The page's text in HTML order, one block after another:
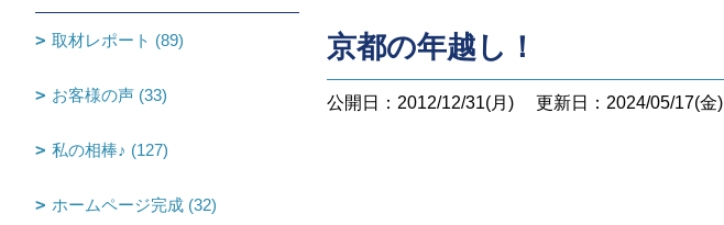
京都の年越し！
公開日：2012/12/31(月) 更新日：2024/05/17(金)
取材レポート (89)
お客様の声 (33)
私の相棒♪ (127)
ホームページ完成 (32)